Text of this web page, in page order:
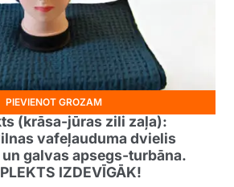
(krāsa-jūras zili zaļa):
vafeļauduma dvielis
galvas apsegs-turbāna.
IZDEVĪGĀK!
PIEVIENOT GROZAM